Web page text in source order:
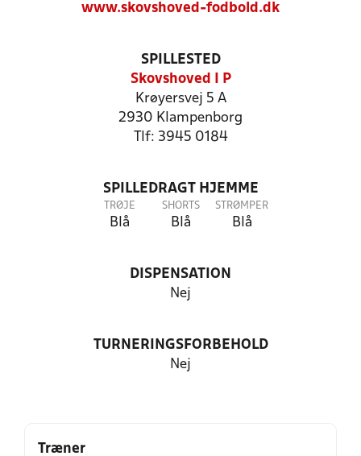
www.skovshoved-fodbold.dk
SPILLESTED
Skovshoved I P
Krøyersvej 5 A
2930 Klampenborg
Tlf: 3945 0184
SPILLEDRAGT HJEMME
TRØJE
Blå
SHORTS
Blå
STRØMPER
Blå
DISPENSATION
Nej
TURNERINGSFORBEHOLD
Nej
Træner